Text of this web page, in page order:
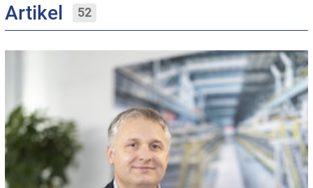
Artikel 52